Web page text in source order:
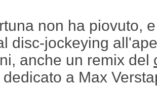
non ha piovuto,
disc-jockeying
anche un remix del
dedicato a Max